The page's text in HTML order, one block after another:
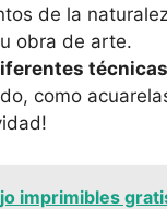
de la
obra de arte.
técnicas
como
imprimibles